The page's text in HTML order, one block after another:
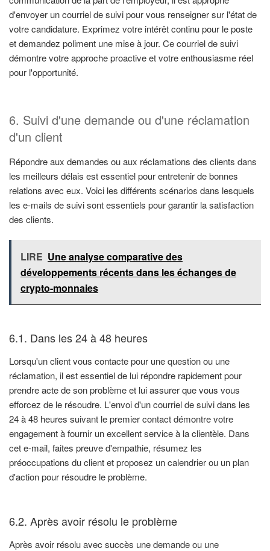
d'envoyer un courriel de suivi pour vous renseigner sur l'état de
votre candidature. Exprimez votre intérêt continu pour le poste
et demandez poliment une mise à jour. Ce courriel de suivi
démontre votre approche proactive et votre enthousiasme réel
pour l'opportunité.
6. Suivi d'une demande ou d'une réclamation
d'un client
Répondre aux demandes ou aux réclamations des clients dans
les meilleurs délais est essentiel pour entretenir de bonnes
relations avec eux. Voici les différents scénarios dans lesquels
les e-mails de suivi sont essentiels pour garantir la satisfaction
des clients.
LIRE Une analyse comparative des
développements récents dans les échanges de
crypto-monnaies
6.1. Dans les 24 à 48 heures
Lorsqu'un client vous contacte pour une question ou une
réclamation, il est essentiel de lui répondre rapidement pour
prendre acte de son problème et lui assurer que vous vous
efforcez de le résoudre. L'envoi d'un courriel de suivi dans les
24 à 48 heures suivant le premier contact démontre votre
engagement à fournir un excellent service à la clientèle. Dans
cet e-mail, faites preuve d'empathie, résumez les
préoccupations du client et proposez un calendrier ou un plan
d'action pour résoudre le problème.
6.2. Après avoir résolu le problème
Après avoir résolu avec succès une demande ou une